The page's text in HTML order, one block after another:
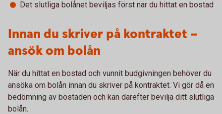
Det slutliga bolånet beviljas först när du hittat en bostad
Innan du skriver på kontraktet –
ansök om bolån
När du hittat en bostad och vunnit budgivningen behöver du
ansöka om bolån innan du skriver på kontraktet. Vi gör då en
bedömning av bostaden och kan därefter bevilja ditt slutliga
bolån.